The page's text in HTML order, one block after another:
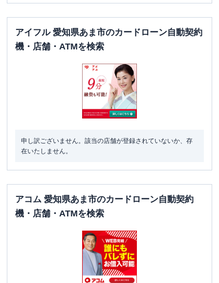
アイフル 愛知県あま市のカードローン自動契約
機・店舗・ATMを検索
申し訳ございません。該当の店舗が登録されていないか、存
在いたしません。
アコム 愛知県あま市のカードローン自動契約
機・店舗・ATMを検索